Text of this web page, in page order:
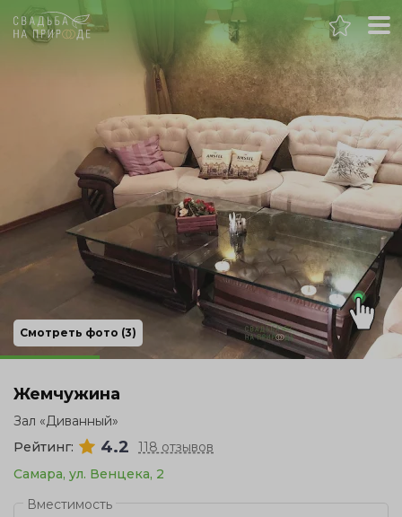
Свадьба
День рождения
Выпускной
Корпоратив
Смотреть фото (3)
Жемчужина
Зал «Диванный»
Рейтинг:
4.2
118 отзывов
Самара, ул. Венцека, 2
Вместимость